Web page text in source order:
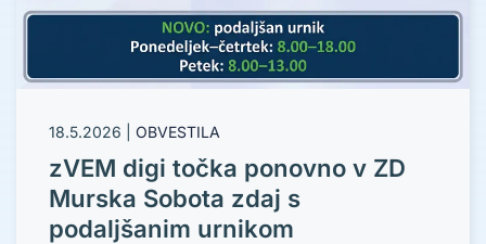
18.5.2026 OBVESTILA
zVEM digi točka ponovno v ZD
Murska Sobota zdaj s
podaljšanim urnikom